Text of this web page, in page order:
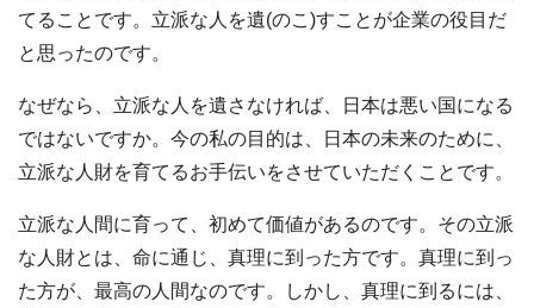
てることです。立派な人を遺(のこ)すことが企業の役目だ
と思ったのです。
なぜなら、立派な人を遺さなければ、日本は悪い国になる
ではないですか。今の私の目的は、日本の未来のために、
立派な人財を育てるお手伝いをさせていただくことです。
立派な人間に育って、初めて価値があるのです。その立派
な人財とは、命に通じ、真理に到った方です。真理に到っ
た方が、最高の人間なのです。しかし、真理に到るには、